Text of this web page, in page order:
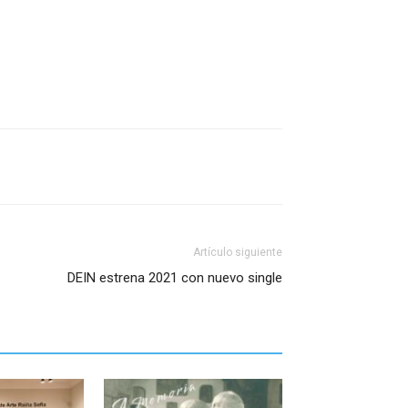
Artículo siguiente
DEIN estrena 2021 con nuevo single